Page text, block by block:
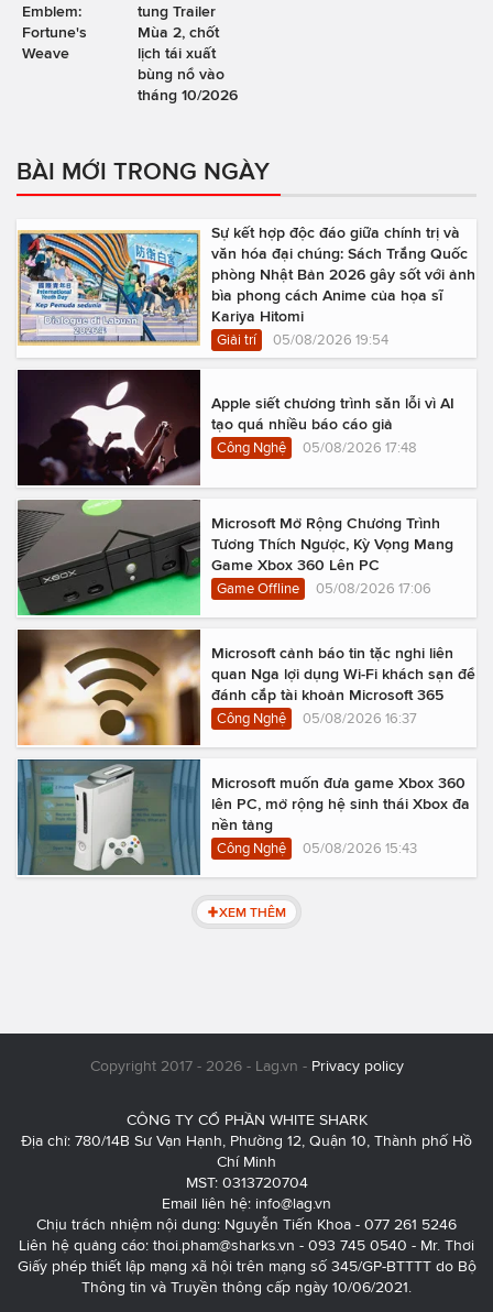
Emblem:
Fortune's
Weave
tung Trailer
Mùa 2, chốt
lịch tái xuất
bùng nổ vào
tháng 10/2026
BÀI MỚI TRONG NGÀY
Sự kết hợp độc đáo giữa chính trị và
văn hóa đại chúng: Sách Trắng Quốc
phòng Nhật Bản 2026 gây sốt với ảnh
bìa phong cách Anime của họa sĩ
Kariya Hitomi
Giải trí 05/08/2026 19:54
Apple siết chương trình săn lỗi vì AI
tạo quá nhiều báo cáo giả
Công Nghệ 05/08/2026 17:48
Microsoft Mở Rộng Chương Trình
Tương Thích Ngược, Kỳ Vọng Mang
Game Xbox 360 Lên PC
Game Offline 05/08/2026 17:06
Microsoft cảnh báo tin tặc nghi liên
quan Nga lợi dụng Wi-Fi khách sạn để
đánh cắp tài khoản Microsoft 365
Công Nghệ 05/08/2026 16:37
Microsoft muốn đưa game Xbox 360
lên PC, mở rộng hệ sinh thái Xbox đa
nền tảng
Công Nghệ 05/08/2026 15:43
XEM THÊM
Copyright 2017 - 2026 - Lag.vn - Privacy policy
CÔNG TY CỔ PHẦN WHITE SHARK
Địa chỉ: 780/14B Sư Vạn Hạnh, Phường 12, Quận 10, Thành phố Hồ
Chí Minh
MST: 0313720704
Email liên hệ: info@lag.vn
Chịu trách nhiệm nội dung: Nguyễn Tiến Khoa - 077 261 5246
Liên hệ quảng cáo: thoi.pham@sharks.vn - 093 745 0540 - Mr. Thơi
Giấy phép thiết lập mạng xã hội trên mạng số 345/GP-BTTTT do Bộ
Thông tin và Truyền thông cấp ngày 10/06/2021.